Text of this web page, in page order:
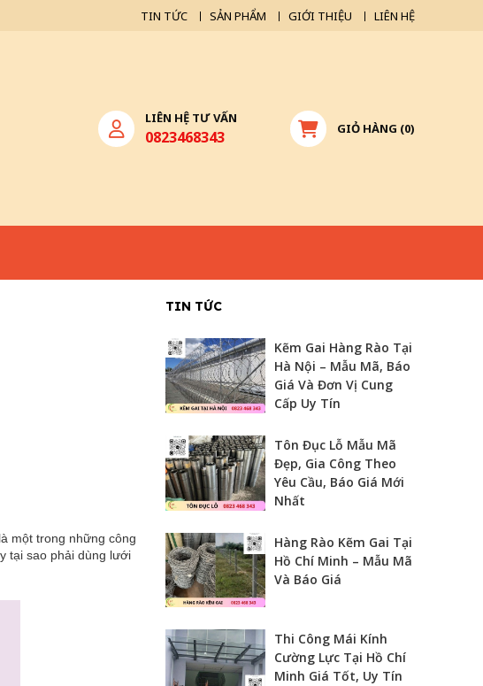
TIN TỨC SẢN PHẨM GIỚI THIỆU LIÊN HỆ
LIÊN HỆ TƯ VẤN
0823468343 GIỎ HÀNG (0)
một trong những công
tại sao phải dùng lưới
TIN TỨC
Kẽm Gai Hàng Rào Tại
Hà Nội – Mẫu Mã, Báo
Giá Và Đơn Vị Cung
Cấp Uy Tín
Tôn Đục Lỗ Mẫu Mã
Đẹp, Gia Công Theo
Yêu Cầu, Báo Giá Mới
Nhất
Hàng Rào Kẽm Gai Tại
Hồ Chí Minh – Mẫu Mã
Và Báo Giá
Thi Công Mái Kính
Cường Lực Tại Hồ Chí
Minh Giá Tốt, Uy Tín